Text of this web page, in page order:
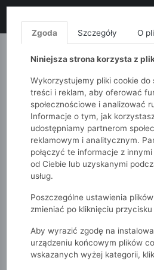
MONNARI QUIOSQUE
51015kids
Chłopcy 2-7 lat
Zielone spodnie dresowe dla
Zgoda Szczegóły O
Niniejsza strona korzysta z
Wykorzystujemy pliki cookie do
treści i reklam, aby oferować
społecznościowe i analizować
Informacje o tym, jak
udostępniamy partnerom
reklamowym i analitycznym.
połączyć te informacje z
od Ciebie lub uzyskanymi
usług.
Poszczególne ustawienia
zmieniać po kliknięciu przycisku
Aby wyrazić zgodę na
urządzeniu końcowym plików
wskazanych wyżej kategorii,